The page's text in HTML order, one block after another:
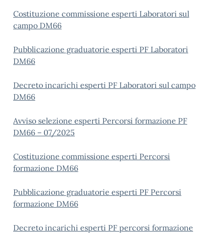
Costituzione commissione esperti Laboratori sul
campo DM66
Pubblicazione graduatorie esperti PF Laboratori
DM66
Decreto incarichi esperti PF Laboratori sul campo
DM66
Avviso selezione esperti Percorsi formazione PF
DM66 – 07/2025
Costituzione commissione esperti Percorsi
formazione DM66
Pubblicazione graduatorie esperti PF Percorsi
formazione DM66
Decreto incarichi esperti PF percorsi formazione